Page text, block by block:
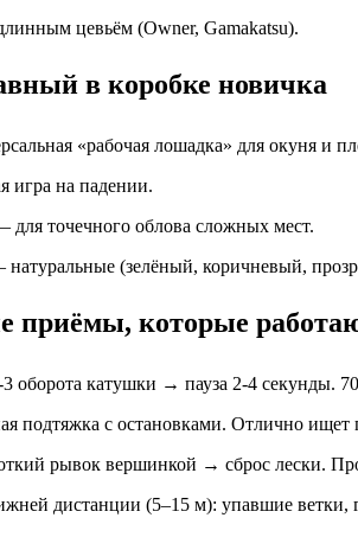
цевьём (Owner, Gamakatsu).
в коробке новичка
«рабочая лошадка» для окуня и
игра на падении.
для точечного облова сложных мест.
натуральные (зелёный, коричневый,
приёмы, которые
3 оборота катушки → пауза 2-4 секунды.
подтяжка с остановками. Отлично ищет
рывок вершинкой → сброс лески.
дистанции (5–15 м): упавшие